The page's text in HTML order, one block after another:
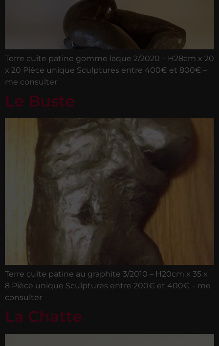
Terre cuite patine gomme laque 2/2020 – H28cm x 20
x 20 Pièce unique Sculptures entre 400€ et 800€ –
me consulter
Le Buste
Terre cuite patine au graphite 3/2010 – H20cm x 35 x
8 Pièce unique Sculptures entre 200€ et 400€ – me
consulter
La Chatte